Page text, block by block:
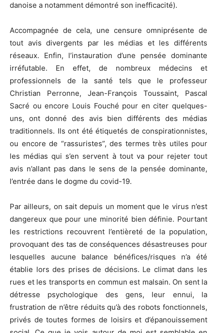
danoise a notamment démontré son inefficacité).
Accompagnée de cela, une censure omniprésente de
tout avis divergents par les médias et les différents
réseaux. Enfin, l’instauration d’une pensée dominante
irréfutable. En effet, de nombreux médecins et
professionnels de la santé tels que le professeur
Christian Perronne, Jean-François Toussaint, Pascal
Sacré ou encore Louis Fouché pour en citer quelques-
uns, ont donné des avis bien différents des médias
traditionnels. Ils ont été étiquetés de conspirationnistes,
ou encore de “rassuristes”, des termes très utiles pour
les médias qui s’en servent à tout va pour rejeter tout
avis n’allant pas dans le sens de la pensée dominante,
l’entrée dans le dogme du covid-19.
Par ailleurs, on sait depuis un moment que le virus n’est
dangereux que pour une minorité bien définie. Pourtant
les restrictions recouvrent l’entièreté de la population,
provoquant des tas de conséquences désastreuses pour
lesquelles aucune balance bénéfices/risques n’a été
établie lors des prises de décisions. Le climat dans les
rues et les transports en commun est malsain. On sent la
détresse psychologique des gens, leur ennui, la
frustration de n’être réduits qu’à des robots fonctionnels,
privés de toutes formes de loisirs et d’épanouissement